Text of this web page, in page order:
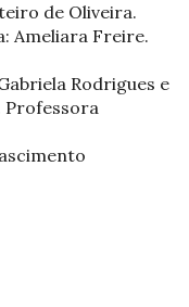
de Oliveira.
Ameliara Freire.
Rodrigues e
Professora